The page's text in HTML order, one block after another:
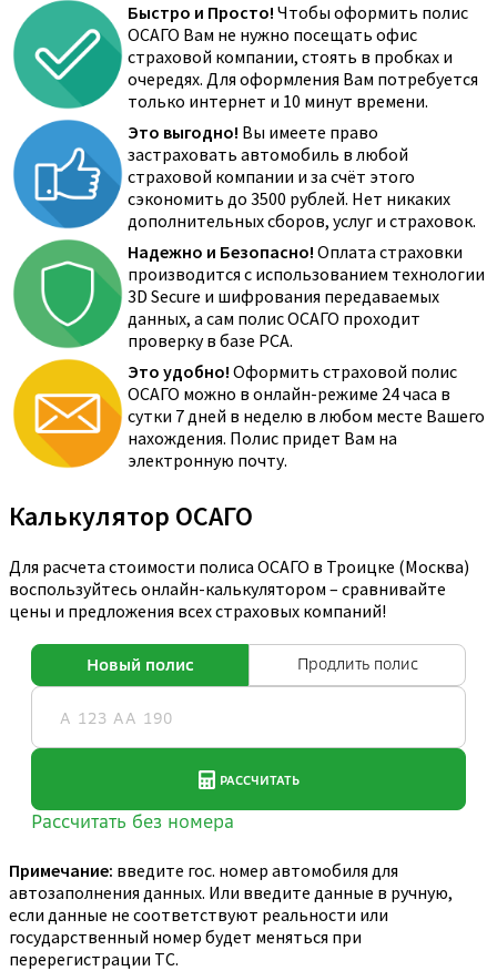
Быстро и Просто! Чтобы оформить полис
ОСАГО Вам не нужно посещать офис
страховой компании, стоять в пробках и
очередях. Для оформления Вам потребуется
только интернет и 10 минут времени.
Это выгодно! Вы имеете право
застраховать автомобиль в любой
страховой компании и за счёт этого
сэкономить до 3500 рублей. Нет никаких
дополнительных сборов, услуг и страховок.
Надежно и Безопасно! Оплата страховки
производится с использованием технологии
3D Secure и шифрования передаваемых
данных, а сам полис ОСАГО проходит
проверку в базе РСА.
Это удобно! Оформить страховой полис
ОСАГО можно в онлайн-режиме 24 часа в
сутки 7 дней в неделю в любом месте Вашего
нахождения. Полис придет Вам на
электронную почту.
Калькулятор ОСАГО
Для расчета стоимости полиса ОСАГО в Троицке (Москва)
воспользуйтесь онлайн-калькулятором – сравнивайте
цены и предложения всех страховых компаний!
Примечание: введите гос. номер автомобиля для
автозаполнения данных. Или введите данные в ручную,
если данные не соответствуют реальности или
государственный номер будет меняться при
перерегистрации ТС.